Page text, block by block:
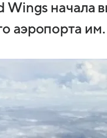
Wings начала
аэропорта им.